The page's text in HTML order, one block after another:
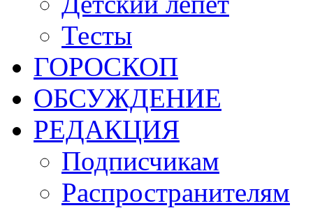
Тесты
ГОРОСКОП
ОБСУЖДЕНИЕ
РЕДАКЦИЯ
Подписчикам
Распространителям